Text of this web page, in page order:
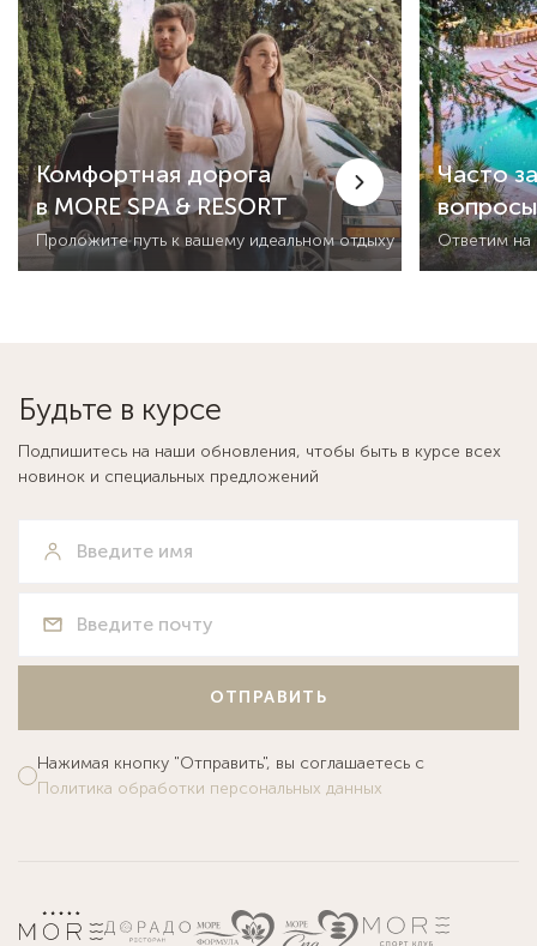
Комфортная дорога
в MORE SPA & RESORT
Проложите путь к вашему идеальном отдыху
Часто
вопросы
Ответим на
Будьте в курсе
Подпишитесь на наши обновления, чтобы быть в курсе всех
новинок и специальных предложений
ОТПРАВИТЬ
Нажимая кнопку "Отправить", вы соглашаетесь с
Политика обработки персональных данных